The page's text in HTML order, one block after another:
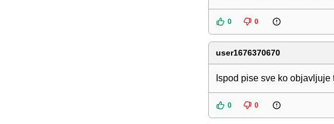
0 0
user1676370670
Ispod pise sve ko objavljuje
0 0